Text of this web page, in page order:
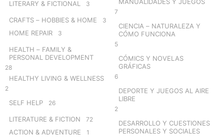
LITERARY & FICTIONAL 3
CRAFTS – HOBBIES & HOME 3
HOME REPAIR 3
HEALTH – FAMILY &
PERSONAL DEVELOPMENT
28
HEALTHY LIVING & WELLNESS
2
SELF HELP 26
LITERATURE & FICTION 72
ACTION & ADVENTURE 1
MANUALIDADES Y JUEGOS
7
CIENCIA – NATURALEZA Y
CÓMO FUNCIONA
5
CÓMICS Y NOVELAS
GRÁFICAS
6
DEPORTE Y JUEGOS AL AIRE
LIBRE
2
DESARROLLO Y CUESTIONES
PERSONALES Y SOCIALES